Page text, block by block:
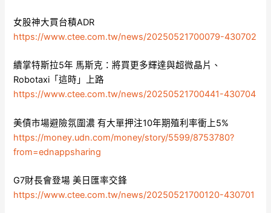
女股神大買台積ADR
https://www.ctee.com.tw/news/20250521700079-430702
續掌特斯拉5年 馬斯克：將買更多輝達與超微晶片、
Robotaxi「這時」上路
https://www.ctee.com.tw/news/20250521700441-430704
美債市場避險氛圍濃 有大單押注10年期殖利率衝上5%
https://money.udn.com/money/story/5599/8753780?
from=ednappsharing
G7財長會登場 美日匯率交鋒
https://www.ctee.com.tw/news/20250521700120-430701